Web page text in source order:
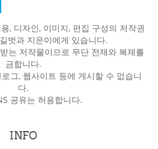
, 디자인, 이미지, 편집 구성의 저작권
벗과 지은이에게 있습니다.
는 저작물이므로 무단 전재와 복제를
금합니다.
그, 웹사이트 등에 게시할 수 없습니
다.
공유는 허용합니다.
INFO